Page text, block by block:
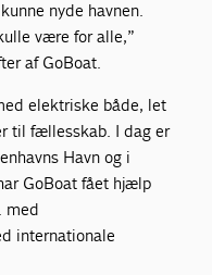
nyde havnen.
være for alle,”
af GoBoat.
elektriske både, let
til fællesskab. I dag er
Havn og i
GoBoat fået hjælp
med
internationale